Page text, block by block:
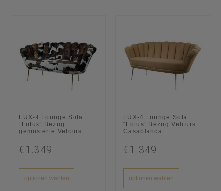
LUX-4 Lounge Sofa
“Lotus” Bezug
gemusterte Velours
€1.349
optionen wählen
LUX-4 Lounge Sofa
“Lotus” Bezug Velours
Casablanca
€1.349
optionen wählen